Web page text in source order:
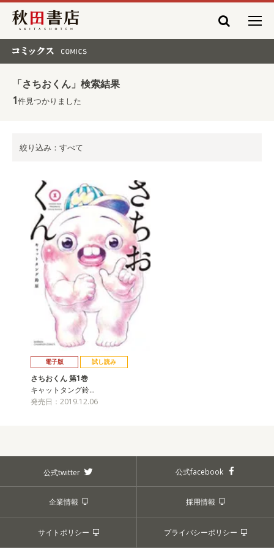
秋田書店
「さちおくん」検索結果
1件見つかりました
絞り込み：すべて
電子版 試し読み
さちおくん 第1巻
キャットタング鈴…
発売日：2019.12.06
公式twitter 公式facebook
企業情報 採用情報
サイトポリシー プライバシーポリシー